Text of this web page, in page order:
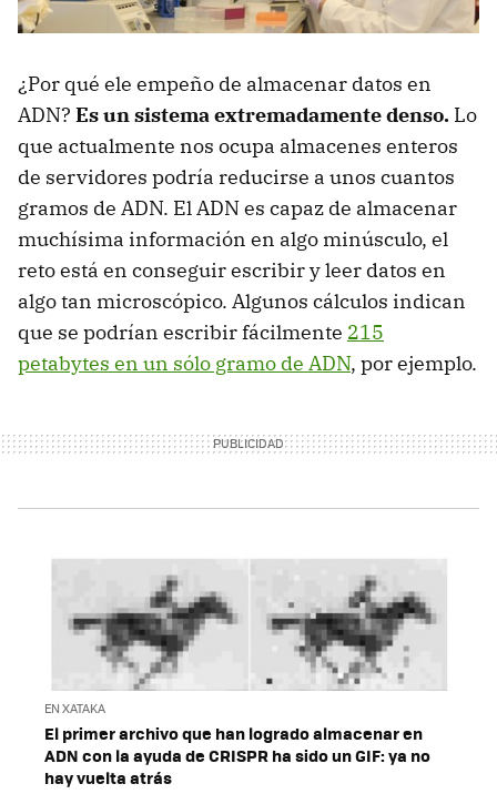
¿Por qué ele empeño de almacenar datos en
ADN? Es un sistema extremadamente denso. Lo
que actualmente nos ocupa almacenes enteros
de servidores podría reducirse a unos cuantos
gramos de ADN. El ADN es capaz de almacenar
muchísima información en algo minúsculo, el
reto está en conseguir escribir y leer datos en
algo tan microscópico. Algunos cálculos indican
que se podrían escribir fácilmente 215
petabytes en un sólo gramo de ADN, por ejemplo.
EN XATAKA
El primer archivo que han logrado almacenar en
ADN con la ayuda de CRISPR ha sido un GIF: ya no
hay vuelta atrás